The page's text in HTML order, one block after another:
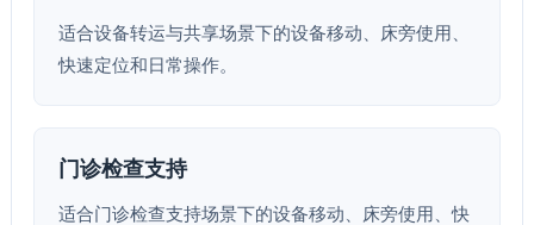
适合设备转运与共享场景下的设备移动、床旁使用、
快速定位和日常操作。
门诊检查支持
适合门诊检查支持场景下的设备移动、床旁使用、快